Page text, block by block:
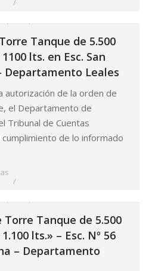
Tanque de 5.500
lts. en Esc. San
Departamento Leales
autorización de la orden de
el Departamento de
Tribunal de Cuentas
de lo informado
Torre Tanque de 5.500
lts.» – Esc. Nº 56
– Departamento